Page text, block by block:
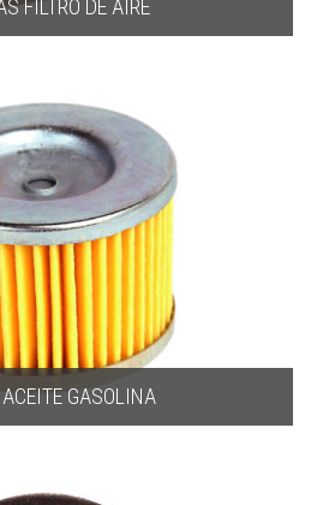
FILTRO DE AIRE
GASOLINA